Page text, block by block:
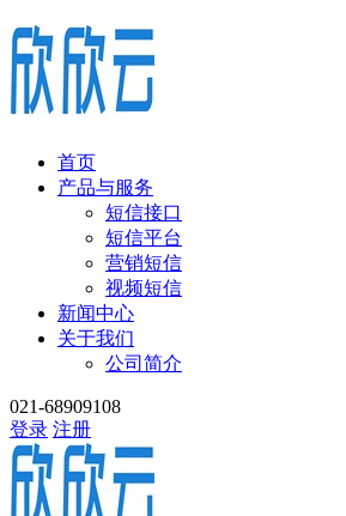
首页
产品与服务
短信接口
短信平台
营销短信
视频短信
新闻中心
关于我们
公司简介
021-68909108
登录 注册